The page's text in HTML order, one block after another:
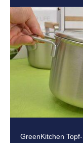
GreenKitchen